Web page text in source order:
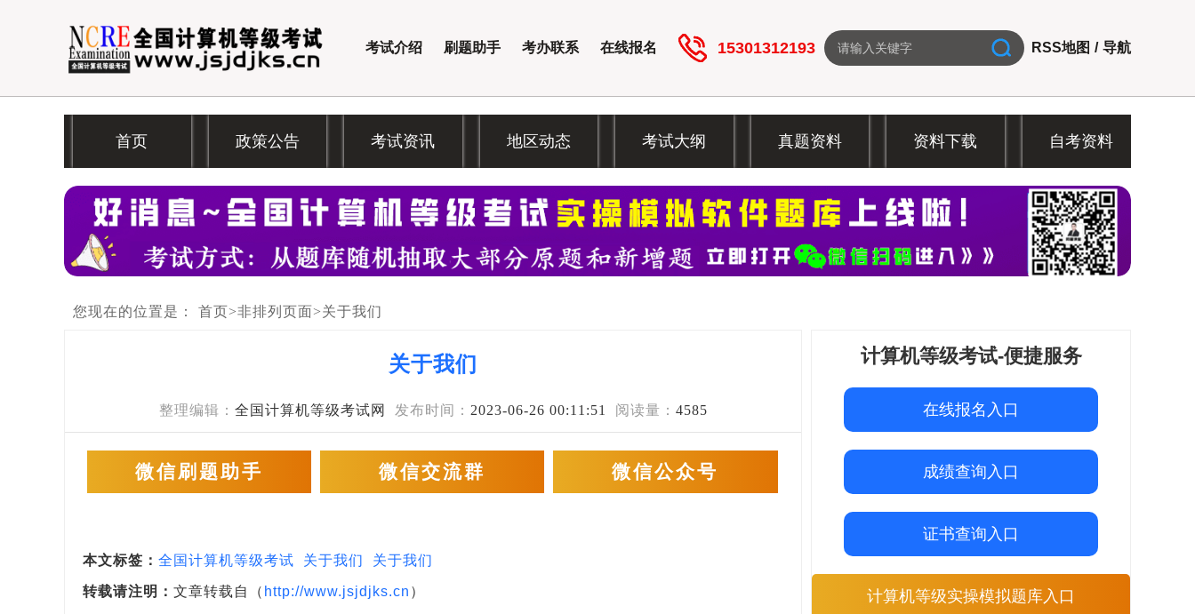
考试介绍 刷题助手 考办联系 在线报名 15301312193 RSS地图 / 导航
首页 政策公告 考试资讯 地区动态 考试大纲 真题资料 资料下载 自考资料
您现在的位置是： 首页>非排列页面>关于我们
关于我们
整理编辑： 全国计算机等级考试网 发布时间： 2023-06-26 00:11:51 阅读量： 4585
微信刷题助手 微信交流群 微信公众号
本文标签： 全国计算机等级考试 关于我们 关于我们
转载请注明： 文章转载自（ http://www.jsjdjks.cn ）
计算机等级考试-便捷服务
在线报名入口
成绩查询入口
证书查询入口
计算机等级实操模拟题库入口